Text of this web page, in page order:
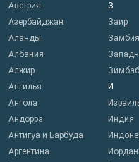
Австрия
Азербайджан
Аланды
Албания
Алжир
Ангилья
Ангола
Андорра
Антигуа и Барбуда
Аргентина
З
Заир
Замбия
И
Индия